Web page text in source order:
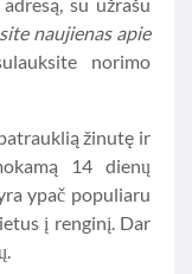
naujienas apie
norimo
žinutę ir
14 dienų
ypač populiaru
į renginį. Dar